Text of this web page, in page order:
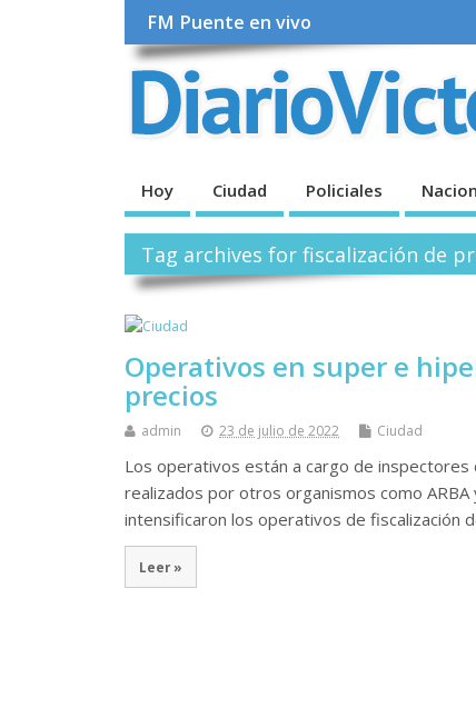
FM Puente en vivo
Hoy Ciudad Policiales
Tag archives for fiscalización de
Operativos en super e
precios
admin 23 de julio de 2022 Ciudad
Los operativos están a cargo de
realizados por otros organismos como
intensificaron los operativos de fiscalización
Leer »